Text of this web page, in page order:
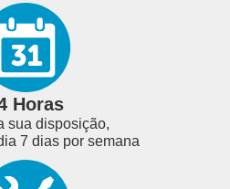
Horas
sua disposição,
7 dias por semana